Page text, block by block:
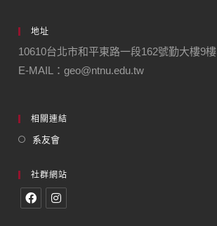
地址
10610台北市和平東路一段162號勤大樓9樓
E-MAIL：geo@ntnu.edu.tw
相關連結
系友會
社群網站